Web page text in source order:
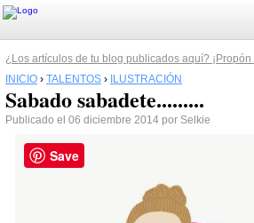
¿Los artículos de tu blog publicados aquí? ¡Propón
INICIO › TALENTOS › ILUSTRACIÓN
Sabado sabadete.........
Publicado el 06 diciembre 2014 por Selkie
Save